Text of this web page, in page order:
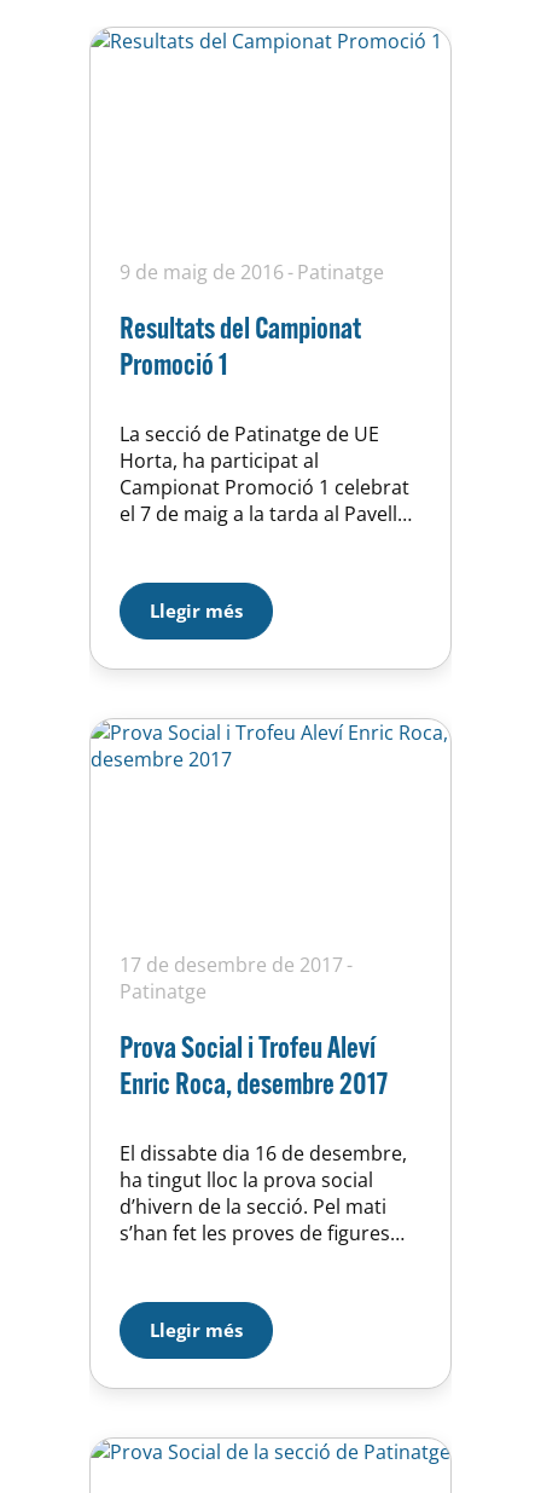
9 de maig de 2016 Patinatge
Resultats del Campionat
Promoció 1
La secció de Patinatge de UE
Horta, ha participat al
Campionat Promoció 1 celebrat
el 7 de maig a la tarda al Pavelló
fet totes en categoria Mini i han
ocupat les darreres posicions
però ha estat una bona
experiència per les més petites…
Llegir més
17 de desembre de 2017
Patinatge
Prova Social i Trofeu Aleví
Enric Roca, desembre 2017
El dissabte dia 16 de desembre,
ha tingut lloc la prova social
d’hivern de la secció. Pel mati
s’han fet les proves de figures
totes les categories. Coincidint
amb la prova social de la secció,
s’ha celebrat una nova edició del
Trofeu Aleví Enric Roca,…
Llegir més